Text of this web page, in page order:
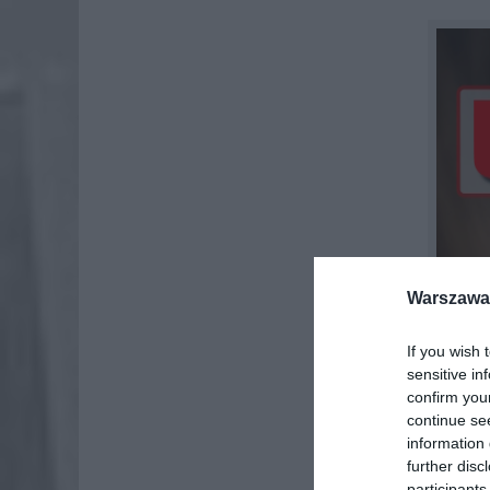
If you wish
sensitive
confirm
continue
information
further